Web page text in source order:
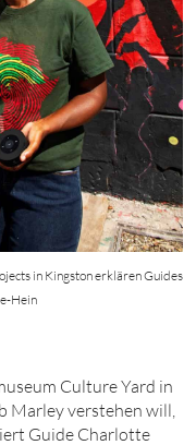
in Kingston erklären Guides
Hein
Culture Yard in
Marley verstehen will,
Guide Charlotte